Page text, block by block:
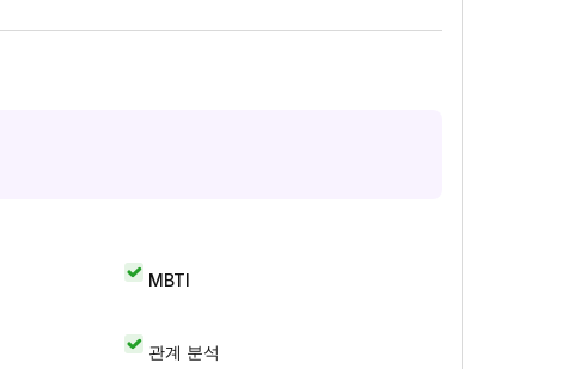
MBTI
관계 분석